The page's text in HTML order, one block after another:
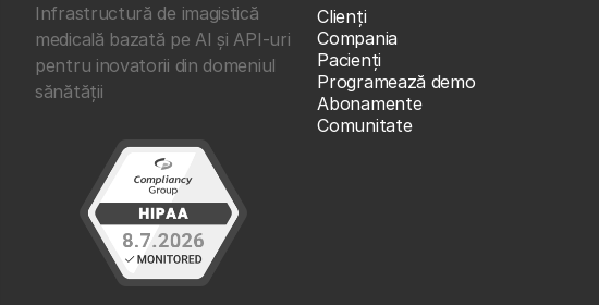
Infrastructură de imagistică
medicală bazată pe AI și API-uri
pentru inovatorii din domeniul
sănătății
Clienţi
Compania
Pacienți
Programează demo
Abonamente
Comunitate